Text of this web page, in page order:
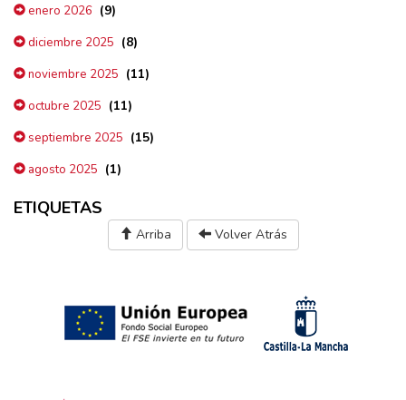
enero 2026 (9)
diciembre 2025 (8)
noviembre 2025 (11)
octubre 2025 (11)
septiembre 2025 (15)
agosto 2025 (1)
ETIQUETAS
Arriba Volver Atrás